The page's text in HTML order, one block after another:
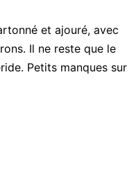
et ajouré, avec
Il ne reste que le
Petits manques sur